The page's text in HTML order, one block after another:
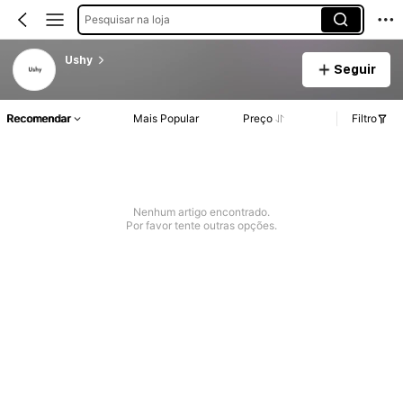
Pesquisar na loja
Ushy
Seguir
Recomendar Mais Popular Preço Filtro
Nenhum artigo encontrado.
Por favor tente outras opções.